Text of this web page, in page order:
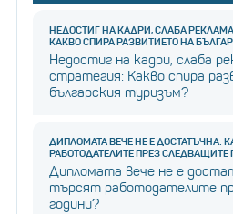
НЕДОСТИГ НА КАДРИ, СЛАБА
КАКВО СПИРА РАЗВИТИЕТО НА
Недостиг на кадри, слаба
стратегия: Какво спира
българския туризъм?
ДИПЛОМАТА ВЕЧЕ НЕ Е ДОСТАТЪЧНА:
РАБОТОДАТЕЛИТЕ ПРЕЗ СЛЕДВАЩИТЕ
Дипломата вече не е
търсят работодателите
години?